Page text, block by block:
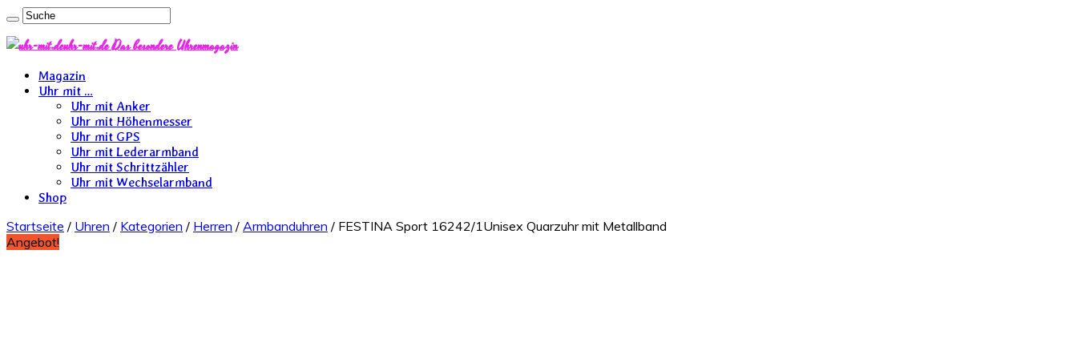
uhr-mit.de Das besondere Uhrenmagazin
Magazin
Uhr mit …
Uhr mit Anker
Uhr mit Höhenmesser
Uhr mit GPS
Uhr mit Lederarmband
Uhr mit Schrittzähler
Uhr mit Wechselarmband
Shop
Startseite / Uhren / Kategorien / Herren / Armbanduhren / FESTINA Sport 16242/1Unisex Quarzuhr mit Metallband
Angebot!